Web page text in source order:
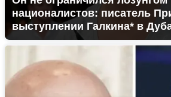
националистов: писатель
выступлении Галкина* в